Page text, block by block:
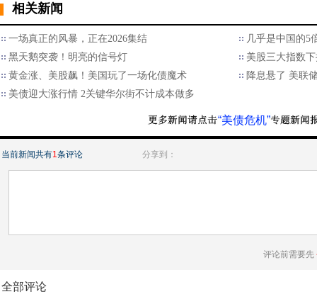
相关新闻
一场真正的风暴，正在2026集结
几乎是中国的5
黑天鹅突袭！明亮的信号灯
美股三大指数
黄金涨、美股飙！美国玩了一场化债魔术
降息悬了 美联
美债迎大涨行情 2关键华尔街不计成本做多
“美债危机”
当前新闻共有1 条评论 分享到：
评论前需要先
全部评论